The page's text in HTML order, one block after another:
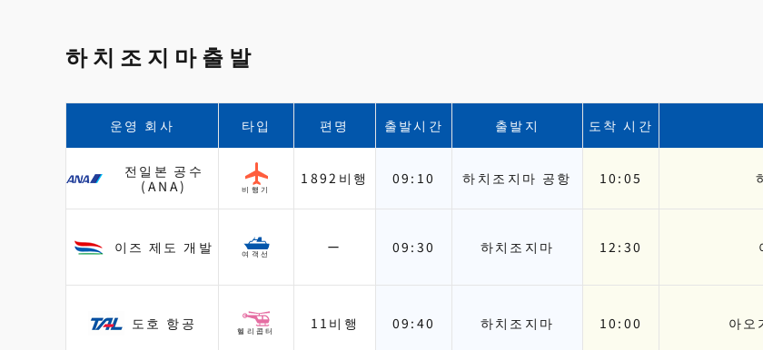
하치조지마출발
운영 회사 타입 편명 출발시간 출발지 도착 시간
전일본 공수
(ANA)
비행기
1892비행 09:10 하치조지마 공항 10:05
이즈 제도 개발 여객선 ー 09:30 하치조지마 12:30
도호 항공 헬리콥터 11비행 09:40 하치조지마 10:00 아오